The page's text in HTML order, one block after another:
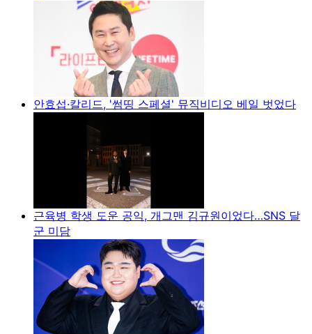
안효섭·칼리드, '썸띵 스페셜' 뮤직비디오 베일 벗었다
근육병 학생 도운 공익, 개그맨 김규원이었다…SNS 달
군 미담